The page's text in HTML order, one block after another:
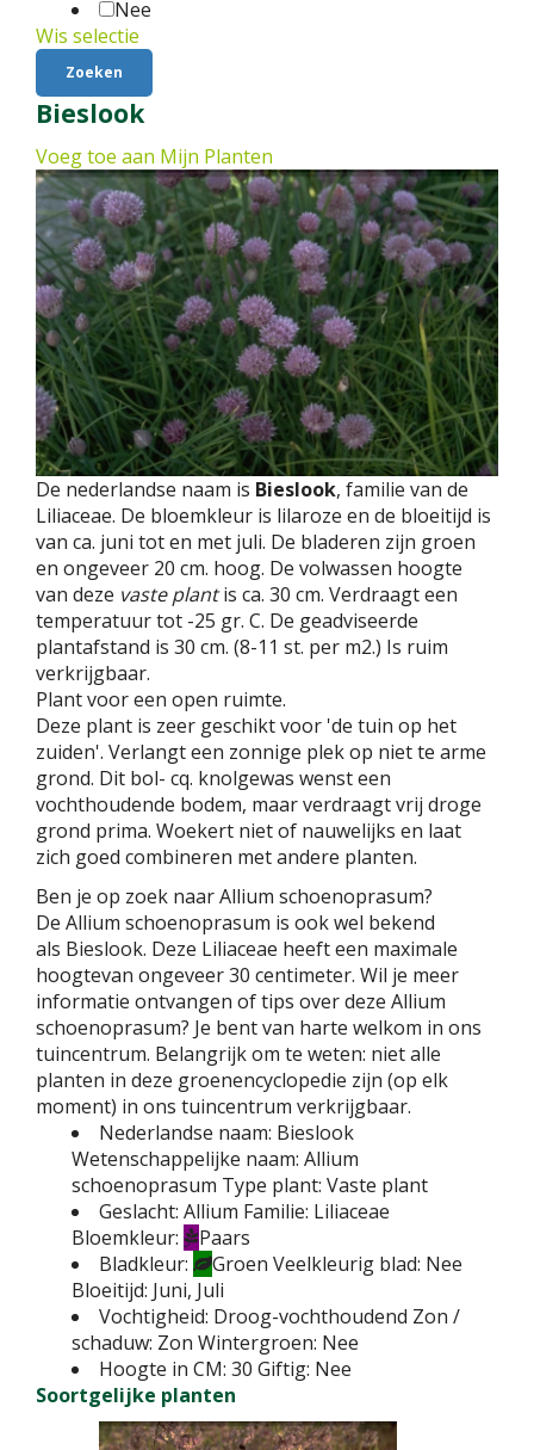
Nee
Wis selectie
Bieslook
Voeg toe aan Mijn Planten
De nederlandse naam is Bieslook, familie van de
Liliaceae. De bloemkleur is lilaroze en de bloeitijd is
van ca. juni tot en met juli. De bladeren zijn groen
en ongeveer 20 cm. hoog. De volwassen hoogte
van deze vaste plantis ca. 30 cm. Verdraagt een
temperatuur tot -25 gr. C. De geadviseerde
plantafstand is 30 cm. (8-11 st. per m2.) Is ruim
verkrijgbaar.
Plant voor een open ruimte.
Deze plant is zeer geschikt voor 'de tuin op het
zuiden'. Verlangt een zonnige plek op niet te arme
grond. Dit bol- cq. knolgewas wenst een
vochthoudende bodem, maar verdraagt vrij droge
grond prima. Woekert niet of nauwelijks en laat
zich goed combineren met andere planten.
Ben je op zoek naar Allium schoenoprasum?
De Allium schoenoprasum is ook wel bekend
als Bieslook. Deze Liliaceae heeft een maximale
hoogtevan ongeveer 30 centimeter. Wil je meer
informatie ontvangen of tips over deze Allium
schoenoprasum? Je bent van harte welkom in ons
tuincentrum. Belangrijk om te weten: niet alle
planten in deze groenencyclopedie zijn (op elk
moment) in ons tuincentrum verkrijgbaar.
Nederlandse naam: Bieslook
Wetenschappelijke naam: Allium
schoenoprasum Type plant: Vaste plant
Geslacht: Allium Familie: Liliaceae
Bloemkleur:
Paars
Bladkleur:
Groen Veelkleurig blad: Nee
Bloeitijd: Juni, Juli
Vochtigheid: Droog-vochthoudend Zon /
schaduw: Zon Wintergroen: Nee
Hoogte in CM: 30 Giftig: Nee
Soortgelijke planten